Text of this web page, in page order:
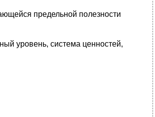
предельной полезности
уровень, система ценностей,